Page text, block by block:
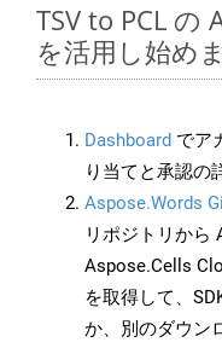
TSV to PCL の
を活用し始め
Dashboard でア
り当てと承認の
Aspose.Words
リポジトリから
Aspose.Cells
を取得して、
か、別のダウン